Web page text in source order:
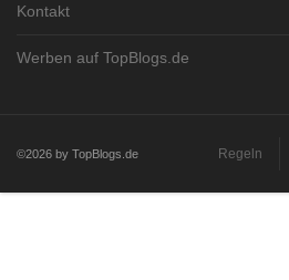
Kontakt
Werben auf TopBlogs.de
©2026 by TopBlogs.de Regeln